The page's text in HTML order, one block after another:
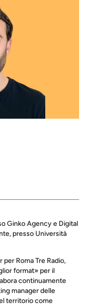
Ginko Agency e Digital
presso Università
Roma Tre Radio,
format» per il
continuamente
manager delle
territorio come